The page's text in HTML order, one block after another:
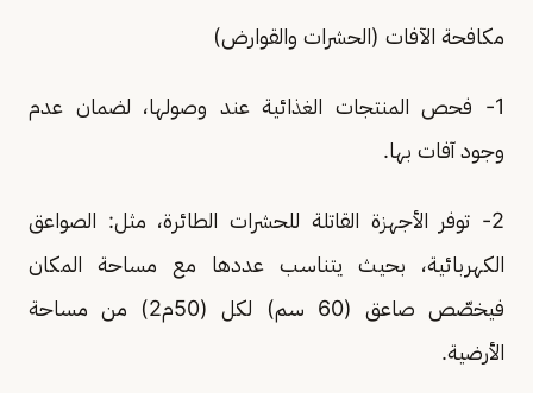
مكافحة الآفات (الحشرات والقوارض)
1- فحص المنتجات الغذائية عند وصولها، لضمان عدم
وجود آفات بها.
2- توفر الأجهزة القاتلة للحشرات الطائرة، مثل: الصواعق
الكهربائية، بحيث يتناسب عددها مع مساحة المكان
فيخصّص صاعق (60 سم) لكل (50م2) من مساحة
الأرضية.